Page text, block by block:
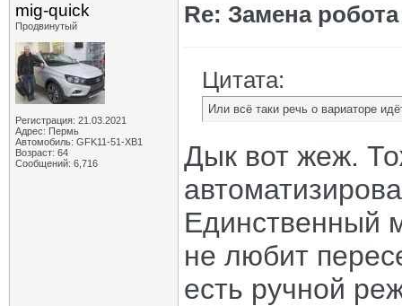
mig-quick
Продвинутый
Регистрация: 21.03.2021
Адрес: Пермь
Автомобиль: GFK11-51-ХВ1
Возраст: 64
Сообщений: 6,716
Re: Замена
Цитата:
Или всё таки речь о вариаторе
Дык вот жеж.
Единственный
не любит
есть ручной